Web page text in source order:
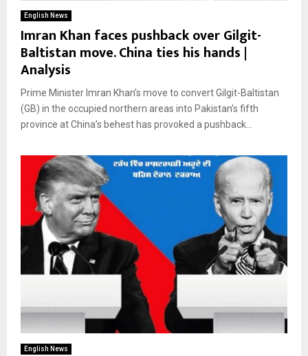
English News
Imran Khan faces pushback over Gilgit-
Baltistan move. China ties his hands |
Analysis
Prime Minister Imran Khan’s move to convert Gilgit-Baltistan
(GB) in the occupied northern areas into Pakistan’s fifth
province at China’s behest has provoked a pushback...
English News